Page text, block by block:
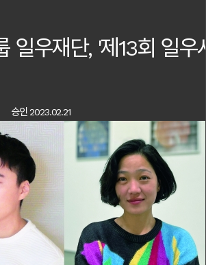
일우재단, '제13회 일
승인 2023.02.21